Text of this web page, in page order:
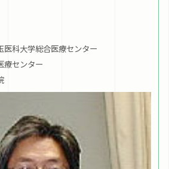
科大学総合医療センター
療センター